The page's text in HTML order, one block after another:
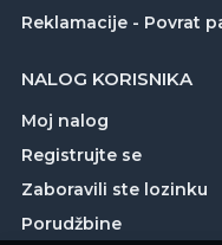
Reklamacije - Povrat
NALOG KORISNIKA
Moj nalog
Registrujte se
Zaboravili ste lozinku
Porudžbine